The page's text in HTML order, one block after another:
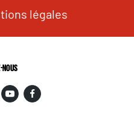
légales
NOUS